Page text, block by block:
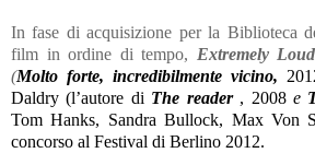
In fase di acquisizione per la Biblioteca
film in ordine di tempo, Extremely
(Molto forte, incredibilmente vicino,
Daldry (l’autore di The reader , 2008 e
Tom Hanks, Sandra Bullock, Max Von
concorso al Festival di Berlino 2012.